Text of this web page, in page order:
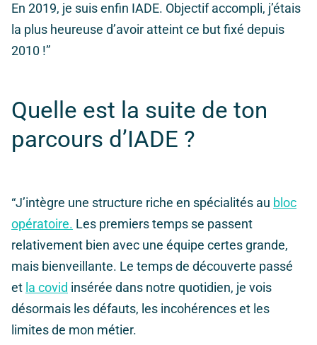
En 2019, je suis enfin IADE. Objectif accompli, j’étais
la plus heureuse d’avoir atteint ce but fixé depuis
2010 !”
Quelle est la suite de ton
parcours d’IADE ?
“J’intègre une structure riche en spécialités au bloc
opératoire. Les premiers temps se passent
relativement bien avec une équipe certes grande,
mais bienveillante. Le temps de découverte passé
et la covid insérée dans notre quotidien, je vois
désormais les défauts, les incohérences et les
limites de mon métier.